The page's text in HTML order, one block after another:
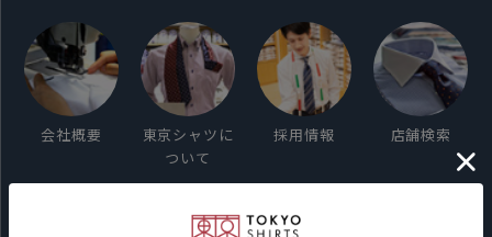
会社概要
東京シャツに
ついて
採用情報 店舗検索